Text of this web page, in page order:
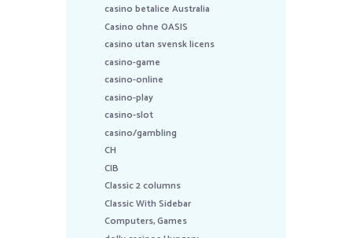
casino betalice Australia
Casino ohne OASIS
casino utan svensk licens
casino-game
casino-online
casino-play
casino-slot
casino/gambling
CH
CIB
Classic 2 columns
Classic With Sidebar
Computers, Games